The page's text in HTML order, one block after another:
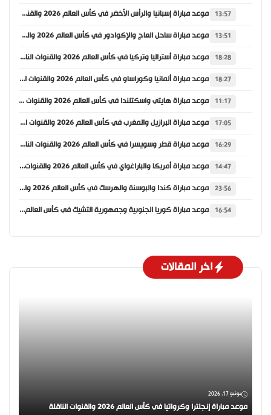
13:57 موعد مباراة إسبانيا والرأس الأخضر في كأس العالم 2026 والقنوات الناقلة
13:51 موعد مباراة ساحل العاج والإكوادور في كأس العالم 2026 والقنوات الناقلة
18:28 موعد مباراة أستراليا وتركيا في كأس العالم 2026 والقنوات الناقلة
18:27 موعد مباراة ألمانيا وكوراساو في كأس العالم 2026 والقنوات الناقلة
11:17 موعد مباراة هايتي واسكتلندا في كأس العالم 2026 والقنوات الناقلة
17:05 موعد مباراة البرازيل والمغرب في كأس العالم 2026 والقنوات الناقلة
16:29 موعد مباراة قطر وسويسرا في كأس العالم 2026 والقنوات الناقلة
14:47 موعد مباراة أمريكا والباراغواي في كأس العالم 2026 والقنوات الناقلة
23:56 موعد مباراة كندا والبوسنة والهرسك في كأس العالم 2026 والقنوات الناقلة
16:54 موعد مباراة كوريا الجنوبية وجمهورية التشيك في كأس العالم 2026 والقنوات الناقلة
اخر المقالات
يونيو 17, 2026
موعد مباراة إنجلترا وكرواتيا في كأس العالم 2026 والقنوات الناقلة